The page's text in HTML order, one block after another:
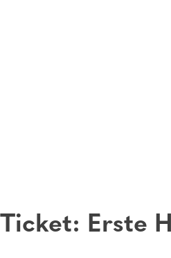
Ticket: Erste